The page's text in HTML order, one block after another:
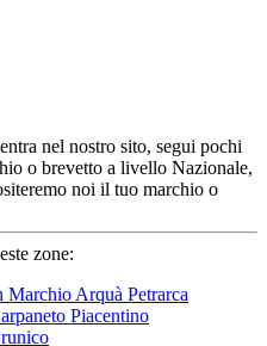
nel nostro sito, segui pochi
o brevetto a livello Nazionale,
noi il tuo marchio o
zone:
Marchio Arquà Petrarca
Piacentino